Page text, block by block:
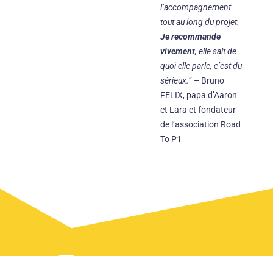
l’accompagnement
tout au long du projet.
Je recommande
vivement, elle sait de
quoi elle parle, c’est du
sérieux.” – Bruno
FELIX, papa d’Aaron
et Lara et fondateur
de l’association Road
To P1